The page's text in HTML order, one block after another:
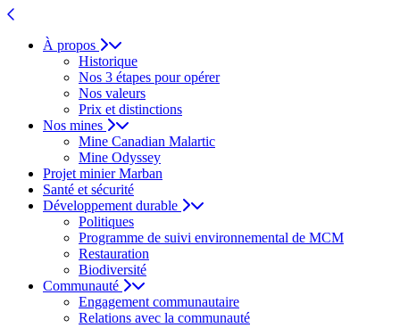
À propos
Historique
Nos 3 étapes pour opérer
Nos valeurs
Prix et distinctions
Nos mines
Mine Canadian Malartic
Mine Odyssey
Projet minier Marban
Santé et sécurité
Développement durable
Politiques
Programme de suivi environnemental de MCM
Restauration
Biodiversité
Communauté
Engagement communautaire
Relations avec la communauté